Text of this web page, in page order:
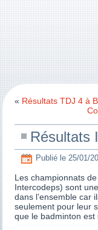
« Résultats TDJ 4 à
Résultats
Publié le 25/01/
Les championnats
Intercodeps) sont
dans l’ensemble car
seulement pour leur
que le badminton est